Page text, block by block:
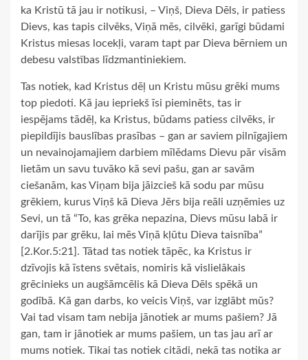
ka Kristū tā jau ir notikusi, – Viņš, Dieva Dēls, ir patiess
Dievs, kas tapis cilvēks, Viņā mēs, cilvēki, garīgi būdami
Kristus miesas locekļi, varam tapt par Dieva bērniem un
debesu valstības līdzmantiniekiem.
Tas notiek, kad Kristus dēļ un Kristu mūsu grēki mums
top piedoti. Kā jau iepriekš īsi pieminēts, tas ir
iespējams tādēļ, ka Kristus, būdams patiess cilvēks, ir
piepildījis bauslības prasības – gan ar saviem pilnīgajiem
un nevainojamajiem darbiem mīlēdams Dievu pār visām
lietām un savu tuvāko kā sevi pašu, gan ar savām
ciešanām, kas Viņam bija jāizcieš kā sodu par mūsu
grēkiem, kurus Viņš kā Dieva Jērs bija reāli uzņēmies uz
Sevi, un tā “To, kas grēka nepazina, Dievs mūsu labā ir
darījis par grēku, lai mēs Viņā kļūtu Dieva taisnība”
[2.Kor.5:21]. Tātad tas notiek tāpēc, ka Kristus ir
dzīvojis kā īstens svētais, nomiris kā vislielākais
grēcinieks un augšāmcēlis kā Dieva Dēls spēkā un
godībā. Kā gan darbs, ko veicis Viņš, var izglābt mūs?
Vai tad visam tam nebija jānotiek ar mums pašiem? Jā
gan, tam ir jānotiek ar mums pašiem, un tas jau arī ar
mums notiek. Tikai tas notiek citādi, nekā tas notika ar